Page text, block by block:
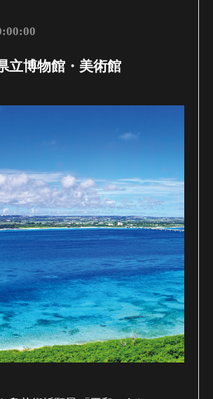
立博物館・美術館